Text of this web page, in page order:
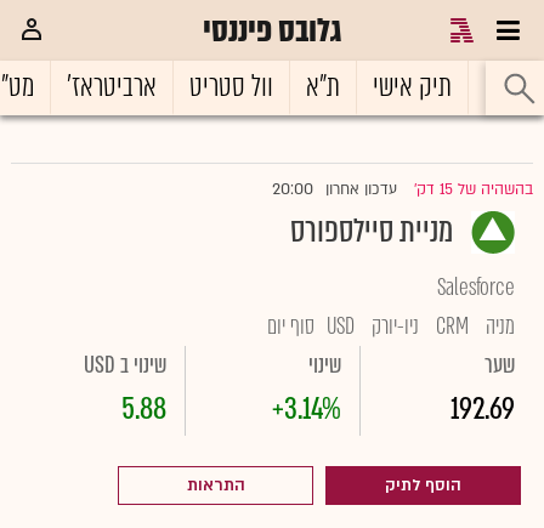
גלובס פיננסי
ראשי תיק אישי ת"א וול סטריט ארביטראז'
בהשהיה של 15 דק' עדכון אחרון 20:00
מניית סיילספורס
Salesforce
מניה
CRM ניו-יורק USD סוף יום
שער
192.69
שינוי
+3.14%
שינוי ב USD
5.88
הוסף לתיק התראות